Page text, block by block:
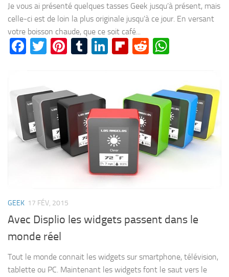
Je vous ai présenté quelques tasses Geek jusqu’à présent, mais
celle-ci est de loin la plus originale jusqu’à ce jour. En versant
votre boisson chaude, que ce soit café...
Facebook
Twitter
Pinterest
Tumblr
LinkedIn
Flipboard
Reddit
GEEK 17 FÉV, 2015
Avec Displio les widgets passent dans le
monde réel
Tout le monde connait les widgets sur smartphone, télévision,
tablette ou PC. Maintenant les widgets font le saut vers le